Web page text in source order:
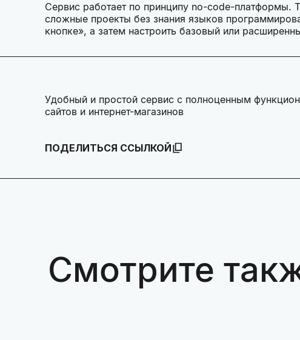
Сервис работает по принципу no-code-платформы.
сложные проекты без знания языков
кнопке», а затем настроить базовый или
Удобный и простой сервис с полноценным
сайтов и интернет-магазинов
ПОДЕЛИТЬСЯ ССЫЛКОЙ
Смотрите